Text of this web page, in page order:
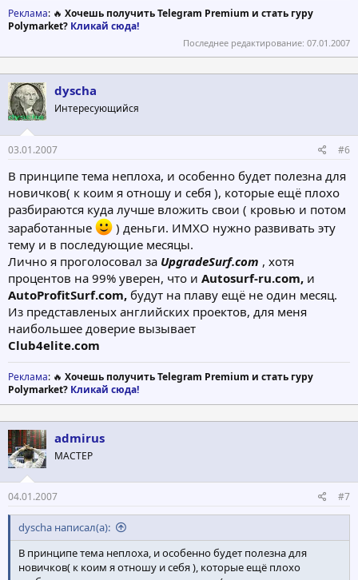
Реклама: 🔥 Хочешь получить Telegram Premium и стать гуру
Polymarket? Кликай сюда!
Последнее редактирование: 07.01.2007
dyscha
Интересующийся
03.01.2007 #6
В принципе тема неплоха, и особенно будет полезна для
новичков( к коим я отношу и себя ), которые ещё плохо
разбираются куда лучше вложить свои ( кровью и потом
заработанные
) деньги. ИМХО нужно развивать эту
тему и в последующие месяцы.
Лично я проголосовал за UpgradeSurf.com , хотя
процентов на 99% уверен, что и Autosurf-ru.com, и
AutoProfitSurf.com, будут на плаву ещё не один месяц.
Из представленых английских проектов, для меня
наибольшее доверие вызывает
Club4elite.com
Реклама: 🔥 Хочешь получить Telegram Premium и стать гуру
Polymarket? Кликай сюда!
admirus
МАСТЕР
04.01.2007 #7
dyscha написал(а):
В принципе тема неплоха, и особенно будет полезна для
новичков( к коим я отношу и себя ), которые ещё плохо